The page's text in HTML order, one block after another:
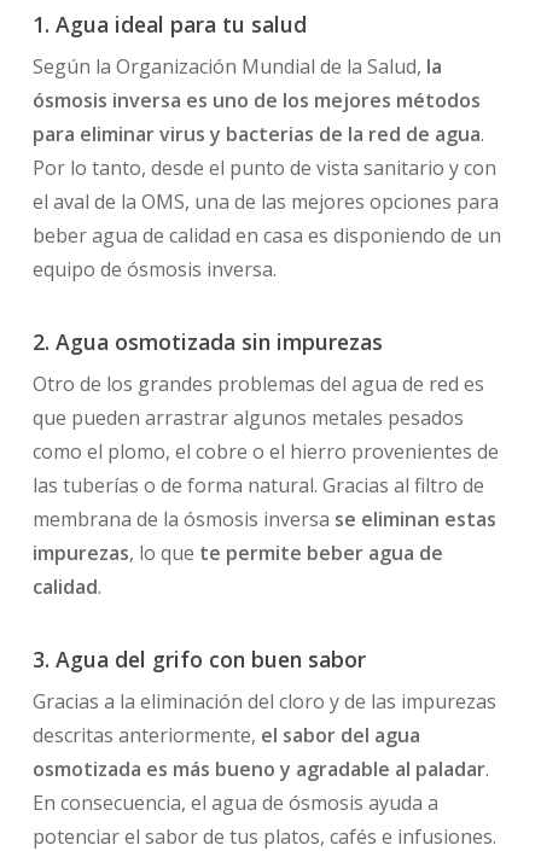
1. Agua ideal para tu salud
Según la Organización Mundial de la Salud, la
ósmosis inversa es uno de los mejores métodos
para eliminar virus y bacterias de la red de agua.
Por lo tanto, desde el punto de vista sanitario y con
el aval de la OMS, una de las mejores opciones para
beber agua de calidad en casa es disponiendo de un
equipo de ósmosis inversa.
2. Agua osmotizada sin impurezas
Otro de los grandes problemas del agua de red es
que pueden arrastrar algunos metales pesados
como el plomo, el cobre o el hierro provenientes de
las tuberías o de forma natural. Gracias al filtro de
membrana de la ósmosis inversa se eliminan estas
impurezas, lo que te permite beber agua de
calidad.
3. Agua del grifo con buen sabor
Gracias a la eliminación del cloro y de las impurezas
descritas anteriormente, el sabor del agua
osmotizada es más bueno y agradable al paladar.
En consecuencia, el agua de ósmosis ayuda a
potenciar el sabor de tus platos, cafés e infusiones.